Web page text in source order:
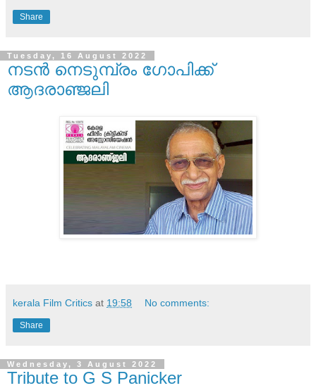
Share
Tuesday, 16 August 2022
നടന്‍ നെടുമ്പ്രം ഗോപിക്ക്
ആദരാഞ്ജലി
kerala Film Critics at 19:58 No comments:
Share
Wednesday, 3 August 2022
Tribute to G S Panicker